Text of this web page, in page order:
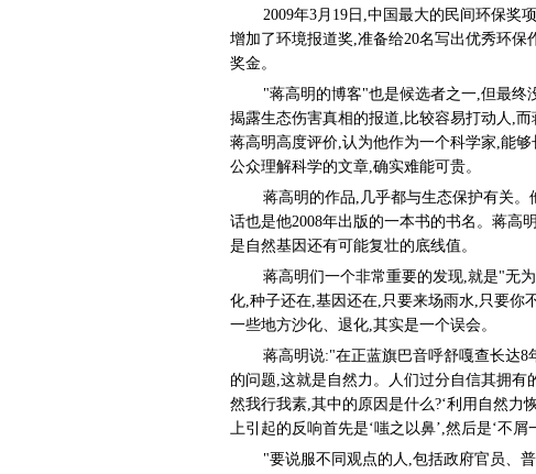
2009年3月19日,中国最大的民间环保奖
增加了环境报道奖,准备给20名写出优秀环
奖金。
"蒋高明的博客"也是候选者之一,但最终
揭露生态伤害真相的报道,比较容易打动人,
蒋高明高度评价,认为他作为一个科学家,能
公众理解科学的文章,确实难能可贵。
蒋高明的作品,几乎都与生态保护有关
话也是他2008年出版的一本书的书名。蒋高
是自然基因还有可能复壮的底线值。
蒋高明们一个非常重要的发现,就是"无
化,种子还在,基因还在,只要来场雨水,只要你
一些地方沙化、退化,其实是一个误会。
蒋高明说:"在正蓝旗巴音呼舒嘎查长达
的问题,这就是自然力。人们过分自信其拥
然我行我素,其中的原因是什么?‘利用自然力
上引起的反响首先是‘嗤之以鼻’,然后是‘不屑
"要说服不同观点的人,包括政府官员、